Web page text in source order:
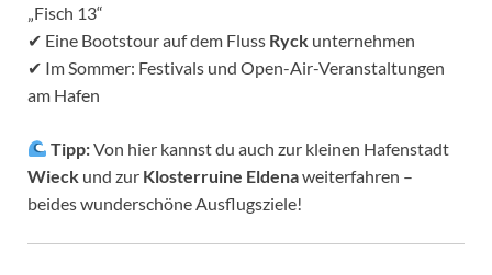
„Fisch 13“
✔ Eine Bootstour auf dem Fluss Ryck unternehmen
✔ Im Sommer: Festivals und Open-Air-Veranstaltungen
am Hafen
Tipp:Von hier kannst du auch zur kleinen Hafenstadt
Wieck und zur Klosterruine Eldenaweiterfahren –
beides wunderschöne Ausflugsziele!